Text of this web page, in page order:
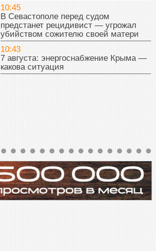
10:45
В Севастополе перед судом
предстанет рецидивист — угрожал
убийством сожителю своей матери
10:43
7 августа: энергоснабжение Крыма —
какова ситуация